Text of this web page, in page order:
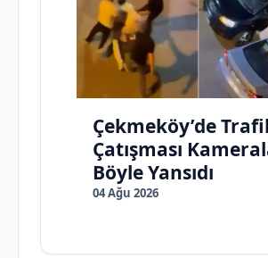
Çekmeköy’de
Çatışması
Böyle Yansıdı
04 Ağu 2026